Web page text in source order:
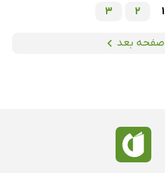
1
2
3
صفحه بعد